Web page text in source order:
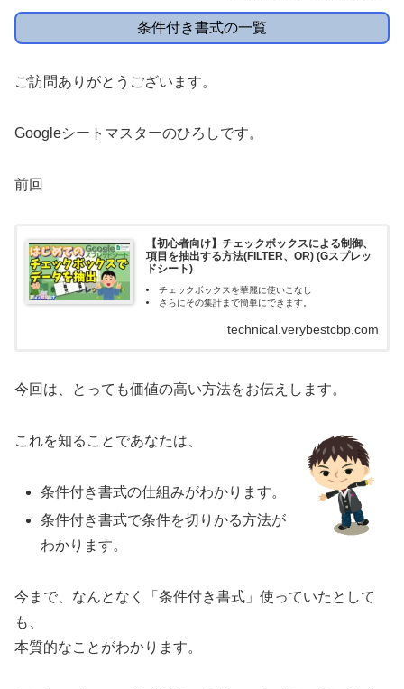
条件付き書式の一覧
ご訪問ありがとうございます。
Googleシートマスターのひろしです。
前回
【初心者向け】チェックボックスによる制御、
項目を抽出する方法(FILTER、OR) (Gスプレッ
ドシート)
チェックボックスを華麗に使いこなし
さらにその集計まで簡単にできます。
technical.verybestcbp.com
今回は、とっても価値の高い方法をお伝えします。
これを知ることであなたは、
条件付き書式の仕組みがわかります。
条件付き書式で条件を切りかる方法が
わかります。
今まで、なんとなく「条件付き書式」使っていたとして
も、
本質的なことがわかります。